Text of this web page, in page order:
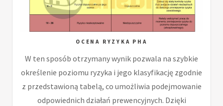
OCENA RYZYKA PHA
W ten sposób otrzymany wynik pozwala na szybkie
określenie poziomu ryzyka i jego klasyfikację zgodnie
z przedstawioną tabelą, co umożliwia podejmowanie
odpowiednich działań prewencyjnych. Dzięki